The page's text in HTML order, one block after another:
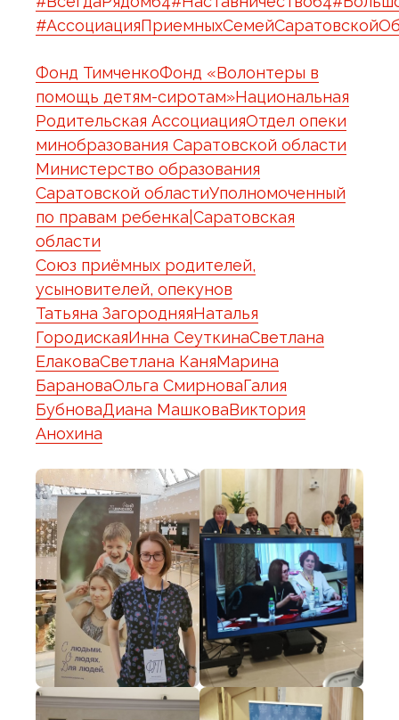
Фонд ТимченкоФонд «Волонтеры в
помощь детям-сиротам»Национальная
Родительская АссоциацияОтдел опеки
минобразования Саратовской области
Министерство образования
Саратовской областиУполномоченный
по правам ребенка|Саратовская
области
Союз приёмных родителей,
усыновителей, опекунов
Татьяна ЗагородняяНаталья
ГородискаяИнна СеуткинаСветлана
ЕлаковаСветлана КаняМарина
БарановаОльга СмирноваГалия
БубноваДиана МашковаВиктория
Анохина